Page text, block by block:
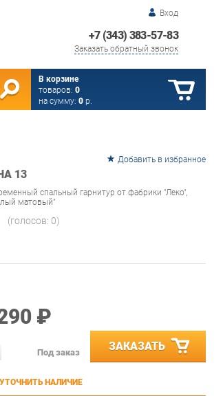
Вход
+7 (343) 383-57-83
Заказать обратный звонок
В корзине
товаров: 0
на сумму: 0 р.
Добавить в избранное
13
спальный гарнитур от фабрики "Леко",
матовый"
(голосов: 0)
₽
Под заказ ЗАКАЗАТЬ
УТОЧНИТЬ НАЛИЧИЕ